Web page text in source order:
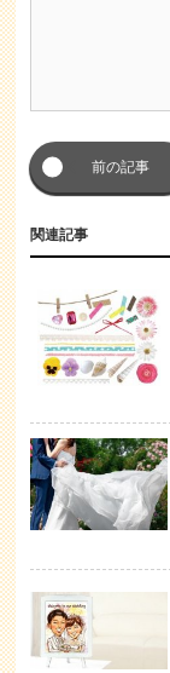
前の記事
関連記事